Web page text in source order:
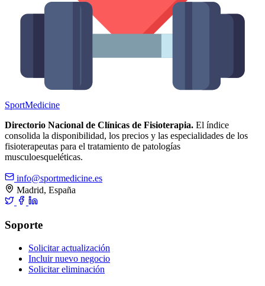
SportMedicine
Directorio Nacional de Clínicas de Fisioterapia. El índice
consolida la disponibilidad, los precios y las especialidades de los
fisioterapeutas para el tratamiento de patologías
musculoesqueléticas.
info@sportmedicine.es
Madrid, España
Soporte
Solicitar actualización
Incluir nuevo negocio
Solicitar eliminación